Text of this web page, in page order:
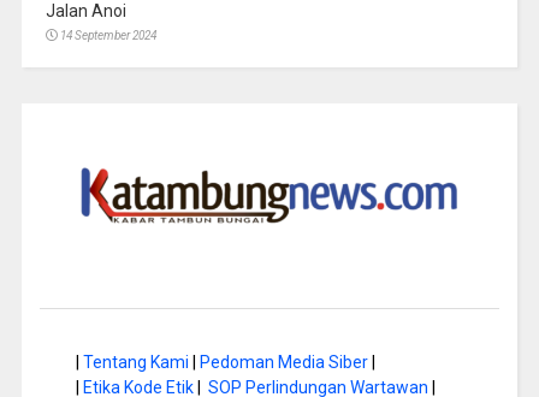
Jalan Anoi
14 September 2024
Tentang Kami Pedoman Media Siber|
Etika Kode Etik| SOP Perlindungan Wartawan